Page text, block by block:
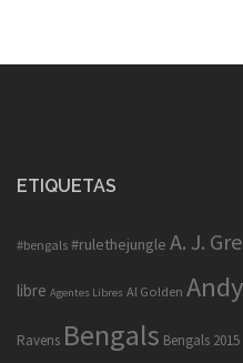
ETIQUETAS
#bengals #rulethejungle A. J.
libre Agentes Libres Al Golden
Ravens Bengals Bengals 2015